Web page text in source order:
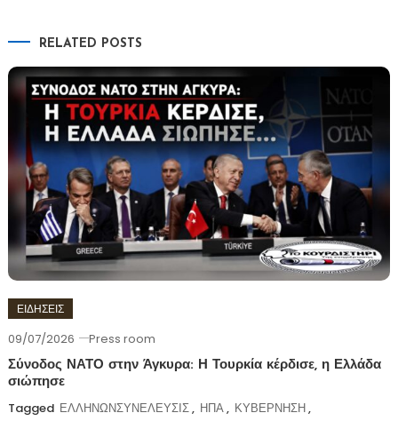
RELATED POSTS
ΕΙΔΗΣΕΙΣ
09/07/2026 Press room
Σύνοδος ΝΑΤΟ στην Άγκυρα: Η Τουρκία κέρδισε, η Ελλάδα
σιώπησε
Tagged ΕΛΛΗΝΩΝΣΥΝΕΛΕΥΣΙΣ, ΗΠΑ, ΚΥΒΕΡΝΗΣΗ,